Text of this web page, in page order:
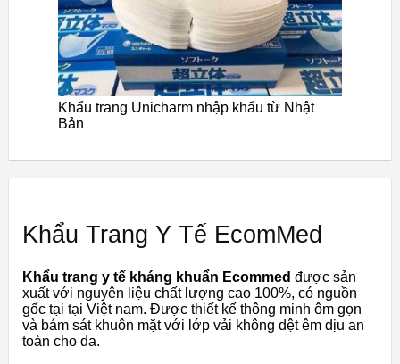
Khẩu trang Unicharm nhập khẩu từ Nhật
Bản
Khẩu Trang Y Tế EcomMed
Khẩu trang y tế kháng khuẩn Ecommed được sản
xuất với nguyên liệu chất lượng cao 100%, có nguồn
gốc tại tại Việt nam. Được thiết kế thông minh ôm gọn
và bám sát khuôn mặt với lớp vải không dệt êm dịu an
toàn cho da.